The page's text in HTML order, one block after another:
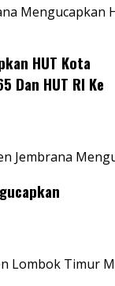
Mengucapkan
HUT Kota
Dan HUT RI Ke
Jembrana
Lombok Timur